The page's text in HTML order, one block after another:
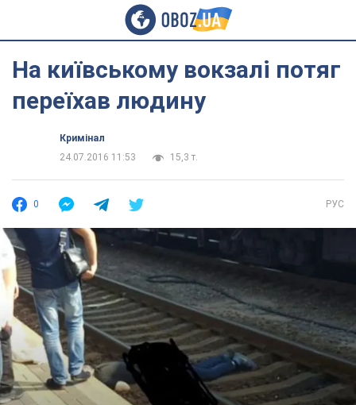
На київському вокзалі потяг
переїхав людину
Кримінал
24.07.2016 11:53
15,3 т.
0 РУС